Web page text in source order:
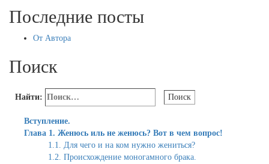
Последние посты
От Автора
Поиск
Найти:
Вступление.
Глава 1. Женюсь иль не женюсь? Вот в чем вопрос!
1.1. Для чего и на ком нужно жениться?
1.2. Происхождение моногамного брака.